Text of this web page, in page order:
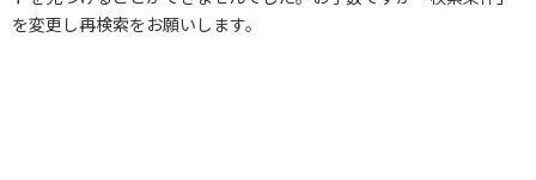
を変更し再検索をお願いします。